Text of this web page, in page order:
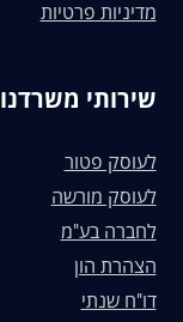
מדיניות פרטיות
שירותי משרדנו
לעוסק פטור
לעוסק מורשה
לחברה בע"מ
הצהרת הון
דו"ח שנתי